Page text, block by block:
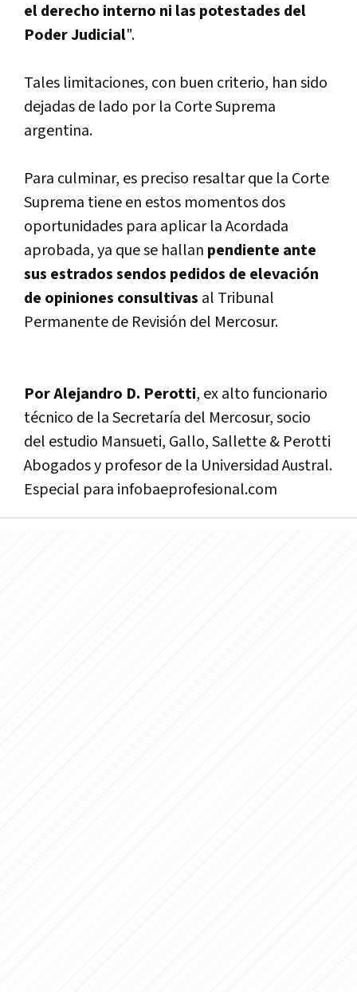
el derecho interno ni las potestades del
Poder Judicial".
Tales limitaciones, con buen criterio, han sido
dejadas de lado por la Corte Suprema
argentina.
Para culminar, es preciso resaltar que la Corte
Suprema tiene en estos momentos dos
oportunidades para aplicar la Acordada
aprobada, ya que se hallan pendiente ante
sus estrados sendos pedidos de elevación
de opiniones consultivas al Tribunal
Permanente de Revisión del Mercosur.
Por Alejandro D. Perotti, ex alto funcionario
técnico de la Secretarí­a del Mercosur, socio
del estudio Mansueti, Gallo, Sallette & Perotti
Abogados y profesor de la Universidad Austral.
Especial para infobaeprofesional.com